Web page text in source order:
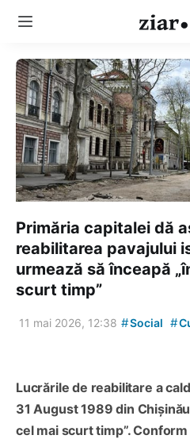
Primăria capitalei dă
reabilitarea pavajului
urmează să înceapă
scurt timp”
11 mai 2026, 12:38 #Social #
Lucrările de reabilitare a
31 August 1989 din
cel mai scurt timp”.